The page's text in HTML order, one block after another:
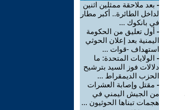
- بعد ملاحقة ممثلين اثنين
لداخل الطائرة.. أكبر مطار
في بانكوك ...
- أول تعليق من الحكومة
اليمنية بعد إعلان الحوثي
استهداف -قوات ...
- الولايات المتحدة: ما
دلالات فوز السيد بترشيح
الحزب الديمقراط ...
- مقتل وإصابة العشرات
من الجيش اليمني في
هجمات تبناها الحوثيون ...